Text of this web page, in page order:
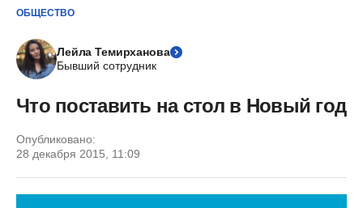
ОБЩЕСТВО
Лейла Темирханова
Бывший сотрудник
Что поставить на стол в Новый год
Опубликовано:
28 декабря 2015, 11:09